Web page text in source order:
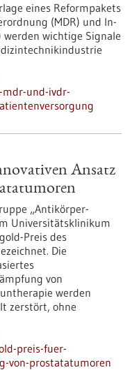
eines Reformpakets
(MDR) und In-
wichtige Signale
und-ivdr-
Ansatz
„Antikörper-
Universitätsklinikum
Preis des
Die
von
werden
zerstört, ohne
preis-fuer-
von-prostatatumoren